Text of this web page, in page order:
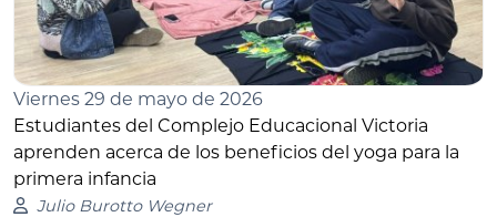
Viernes 29 de mayo de 2026
Estudiantes del Complejo Educacional Victoria
aprenden acerca de los beneficios del yoga para la
primera infancia
Julio Burotto Wegner